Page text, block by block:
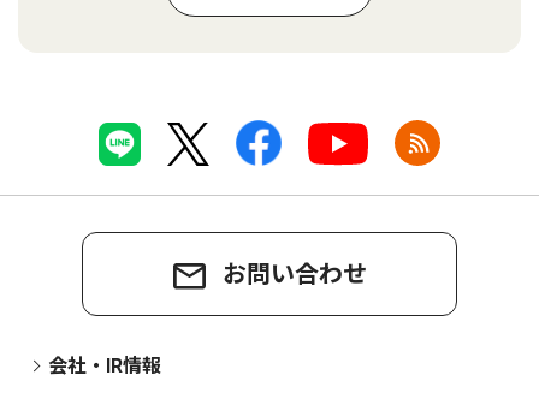
お問い合わせ
会社・IR情報